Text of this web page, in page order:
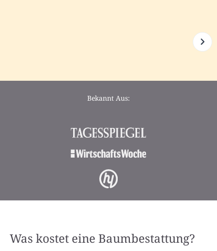
Bekannt Aus:
Was kostet eine Baumbestattung?